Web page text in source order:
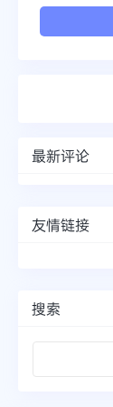
最新评论
友情链接
搜索